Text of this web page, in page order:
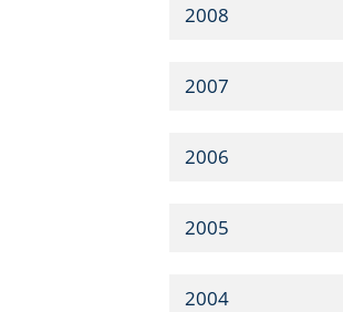
2008
2007
2006
2005
2004